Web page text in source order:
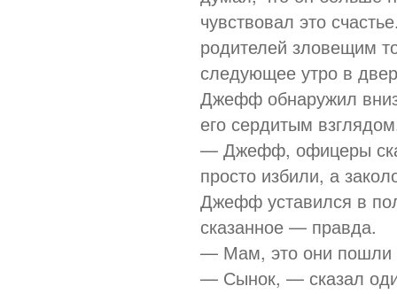
чувствовал это
родителей зловещим
следующее утро в
Джефф обнаружил
его сердитым
— Джефф, офицеры
просто избили, а
Джефф уставился в
сказанное — правда.
— Мам, это они пошли
— Сынок, — сказал